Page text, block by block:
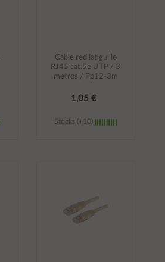
Cable red latiguillo
RJ45 cat.5e UTP / 3
metros / Pp12-3m
1,05 €
Stocks (+10)